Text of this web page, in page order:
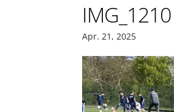
IMG_1210
Apr. 21, 2025